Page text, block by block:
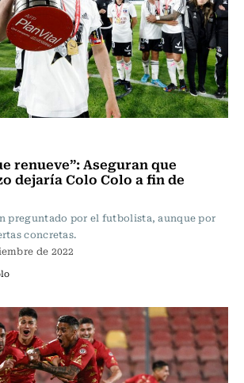
renueve”: Aseguran que
dejaría Colo Colo a fin de
preguntado por el futbolista, aunque por
concretas.
de 2022